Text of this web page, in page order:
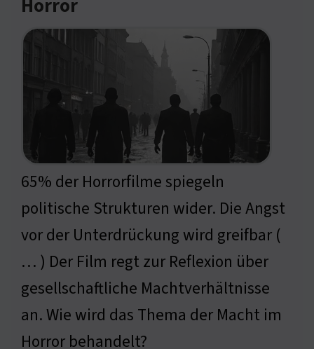
Horror
65% der Horrorfilme spiegeln
politische Strukturen wider. Die Angst
vor der Unterdrückung wird greifbar (
… ) Der Film regt zur Reflexion über
gesellschaftliche Machtverhältnisse
an. Wie wird das Thema der Macht im
Horror behandelt?